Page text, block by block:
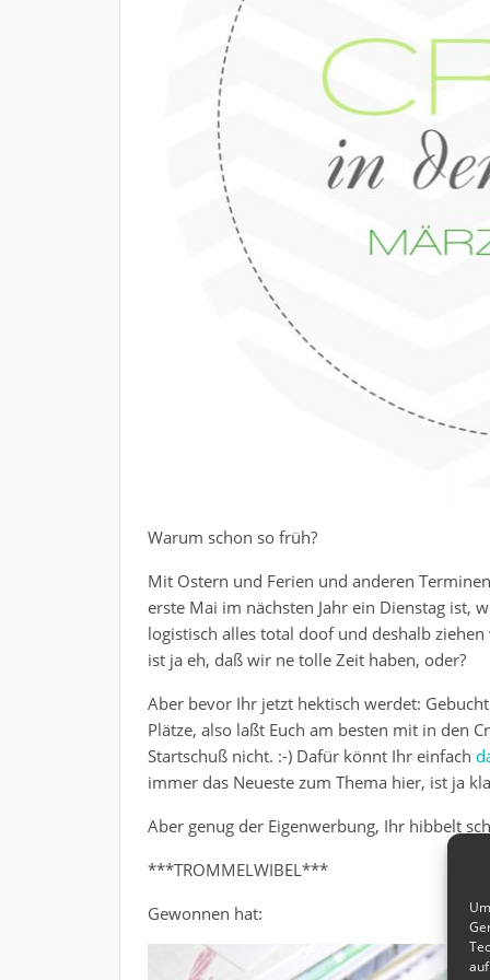
Warum schon so früh?
Mit Ostern und Ferien und anderen
erste Mai im nächsten Jahr ein Dienstag ist,
logistisch alles total doof und deshalb
ist ja eh, daß wir ne tolle Zeit haben, oder?
Aber bevor Ihr jetzt hektisch werdet:
Plätze, also laßt Euch am besten mit in den
Startschuß nicht. :-) Dafür könnt Ihr einfach
immer das Neueste zum Thema hier, ist ja
Aber genug der Eigenwerbung, Ihr hibbelt
***TROMMELWIBEL***
Gewonnen hat: